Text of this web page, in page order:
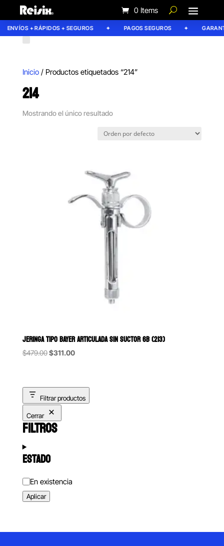
0 Items
ENVÍOS + RÁPIDOS + SEGUROS PAGOS SEGUROS
Inicio/ Productos etiquetados “214”
214
Mostrando el único resultado
JERINGA TIPO BAYER ARTICULADA SIN SUCTOR 6B (213)
$479.00Original
$479.00.
$311.00Current
$311.00.
Filtrar productos
Cerrar
FILTROS
ESTADO
Estado
En existencia
Aplicar